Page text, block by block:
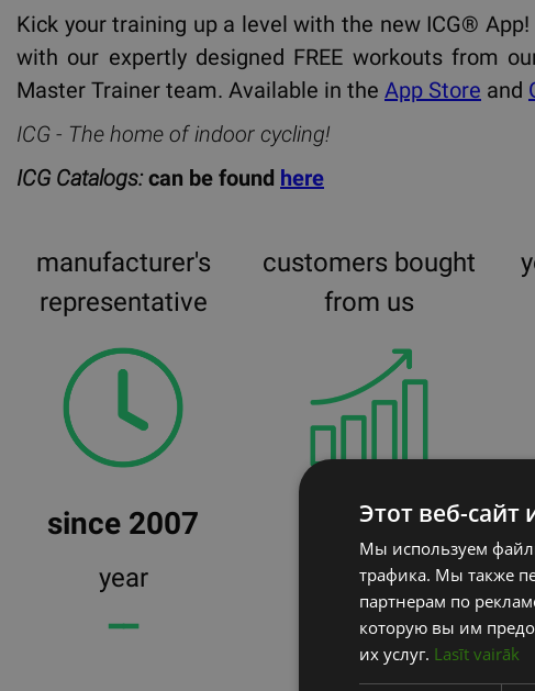
Kick your training up a level with the new ICG®
with our expertly designed FREE workouts from
Master Trainer team. Available in the App Store and
ICG - The home of indoor cycling!
ICG Catalogs:can be found here
manufacturer's
representative
since 2007
year
━━
customers bought
from us
100
products
━━
Этот веб-сайт
Мы используем
трафика. Мы также
партнерам по
которую вы им
их услуг. Lasīt vairāk